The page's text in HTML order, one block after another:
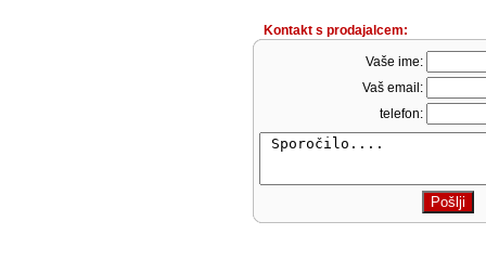
Kontakt s prodajalcem:
Vaše ime:
Vaš email:
telefon: